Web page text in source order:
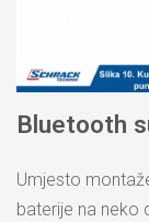
Bluetooth
Umjesto
baterije na neko